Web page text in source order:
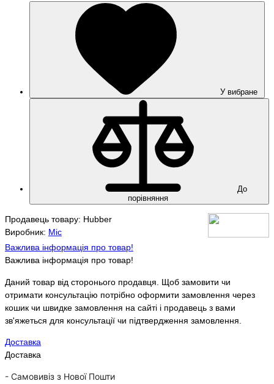
У вибране
До
порівняння
Продавець товару: Hubber
Виробник: Mic
Важлива інформація про товар!
Важлива інформація про товар!
Даний товар від сторонього продавця. Щоб замовити чи
отримати консультацію потрібно оформити замовлення через
кошик чи швидке замовлення на сайті і продавець з вами
зв'яжеться для консультації чи підтвердження замовлення.
Доставка
Доставка
- Самовивіз з Нової Пошти